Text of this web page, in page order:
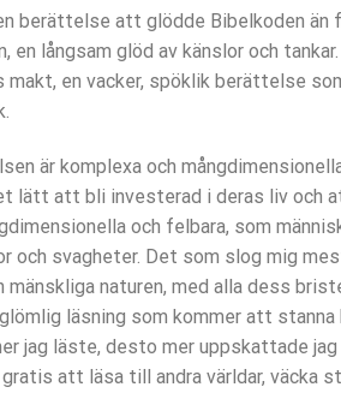
berättelse att glödde Bibelkoden än
en långsam glöd av känslor och
en vacker, spöklik berättelse
är komplexa och
lätt att bli investerad i deras liv och
och felbara, som
och svagheter. Det som slog mig
naturen, med alla dess
läsning som kommer att
jag läste, desto mer uppskattade
att läsa till andra världar, väcka